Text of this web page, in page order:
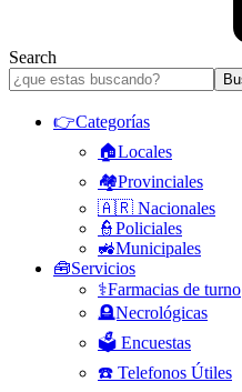
Search
👉Categorías
🏠Locales
🏘️Provinciales
🇦🇷 Nacionales
👮Policiales
🚜Municipales
🧰Servicios
⚕️Farmacias de turno
🪦Necrológicas
🗳️ Encuestas
☎️ Telefonos Útiles